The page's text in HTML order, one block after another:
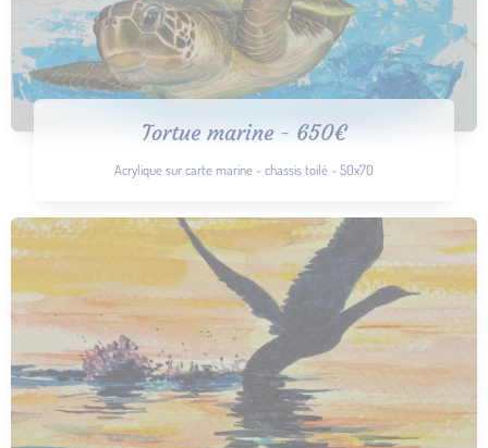
Tortue marine - 650€
Acrylique sur carte marine - chassis toilé - 50x70